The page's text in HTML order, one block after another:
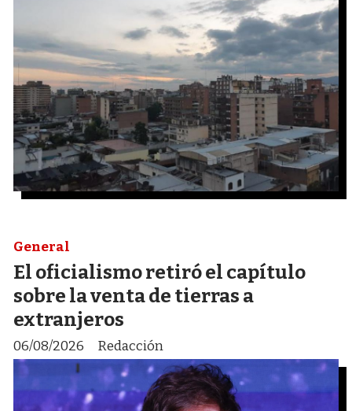
El oficialismo retiró el capítulo
sobre la venta de tierras a
extranjeros
Redacción
General
06/08/2026